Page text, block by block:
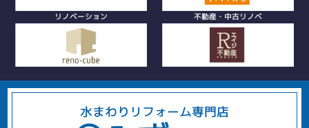
リノベーション 不動産・中古リノベ
水まわりリフォーム専門店